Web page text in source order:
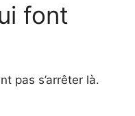
font
pas s’arrêter là.